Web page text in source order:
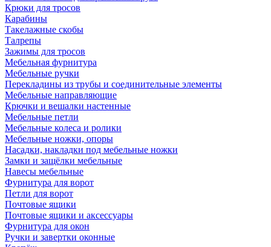
Крюки для тросов
Карабины
Такелажные скобы
Талрепы
Зажимы для тросов
Мебельная фурнитура
Мебельные ручки
Перекладины из трубы и соединительные элементы
Мебельные направляющие
Крючки и вешалки настенные
Мебельные петли
Мебельные колеса и ролики
Мебельные ножки, опоры
Насадки, накладки под мебельные ножки
Замки и защёлки мебельные
Навесы мебельные
Фурнитура для ворот
Петли для ворот
Почтовые ящики
Почтовые ящики и аксессуары
Фурнитура для окон
Ручки и завертки оконные